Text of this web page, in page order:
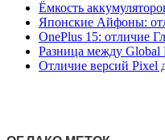
Ёмкость
Японские Айфоны:
OnePlus 15: отличие
Разница между Global
Отличие версий